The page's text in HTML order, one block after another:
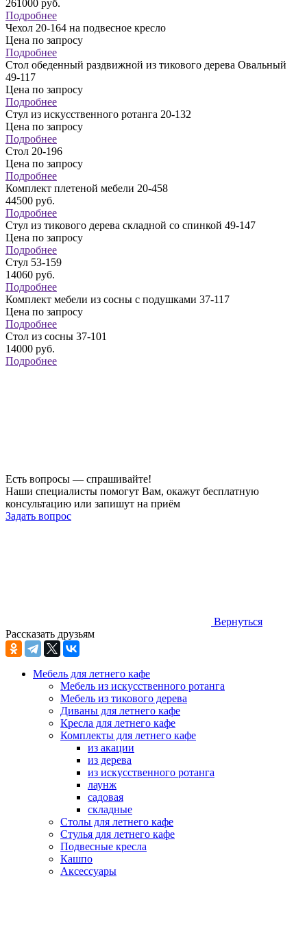
261000 руб.
Подробнее
Чехол 20-164 на подвесное кресло
Цена по запросу
Подробнее
Стол обеденный раздвижной из тикового дерева Овальный
49-117
Цена по запросу
Подробнее
Стул из искусственного ротанга 20-132
Цена по запросу
Подробнее
Стол 20-196
Цена по запросу
Подробнее
Комплект плетеной мебели 20-458
44500 руб.
Подробнее
Стул из тикового дерева складной со спинкой 49-147
Цена по запросу
Подробнее
Стул 53-159
14060 руб.
Подробнее
Комплект мебели из сосны с подушками 37-117
Цена по запросу
Подробнее
Стол из сосны 37-101
14000 руб.
Подробнее
Есть вопросы — спрашивайте!
Наши специалисты помогут Вам, окажут бесплатную
консультацию или запишут на приём
Задать вопрос
Вернуться
Рассказать друзьям
Мебель для летнего кафе
Мебель из искусственного ротанга
Мебель из тикового дерева
Диваны для летнего кафе
Кресла для летнего кафе
Комплекты для летнего кафе
из акации
из дерева
из искусственного ротанга
лаунж
садовая
складные
Столы для летнего кафе
Стулья для летнего кафе
Подвесные кресла
Кашпо
Аксессуары